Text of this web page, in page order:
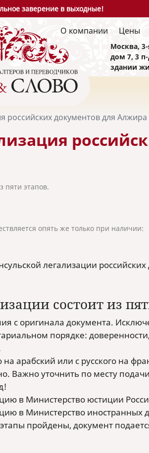
заверение в выходные!
О компании Цены
Москва,
дом 7, 3
здании
российских документов для Алжира
пяти этапов.
опять же только при наличии:
легализации
состоит из
с оригинала документа.
порядке:
арабский или с русского на
Важно уточнить по месту
в Министерство юстиции
в Министерство иностранных
пройдены, документ